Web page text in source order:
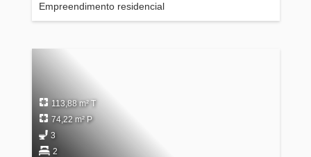
Empreendimento residencial
113,88 m² T
74,22 m² P
3
2